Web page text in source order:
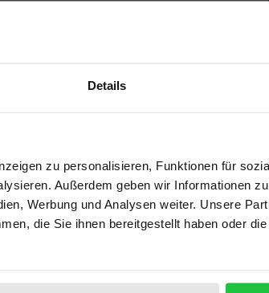
Details
zu personalisieren, Funktionen für
Außerdem geben wir Informationen
Werbung und Analysen weiter. Unsere
die Sie ihnen bereitgestellt haben oder
inkl. MwSt. Abhängig von der
Versandkosten